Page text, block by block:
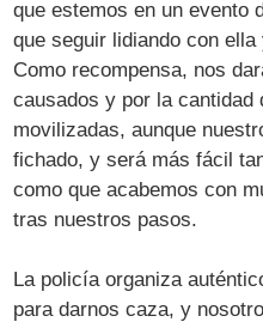
que estemos en un evento
que seguir lidiando con
Como recompensa, nos
causados y por la cantidad
movilizadas, aunque
fichado, y será más fácil
como que acabemos con
tras nuestros pasos.
La policía organiza
para darnos caza, y